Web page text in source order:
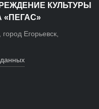
КУЛЬТУРЫ
«ПЕГАС»
Егорьевск,